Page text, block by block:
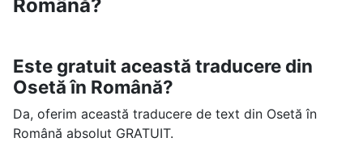
Română?
Este gratuit această traducere din
Osetă în Română?
Da, oferim această traducere de text din Osetă în
Română absolut GRATUIT.